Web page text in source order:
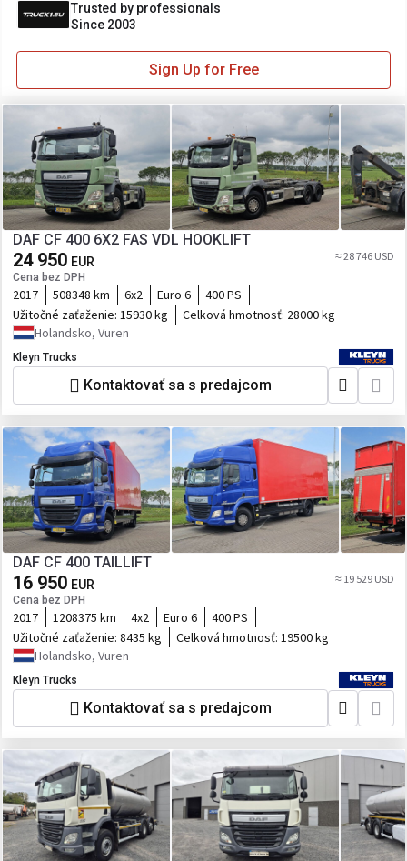
Trusted by professionals
Since 2003
Sign Up for Free
DAF CF 400 6X2 FAS VDL HOOKLIFT
24 950 EUR
Cena bez DPH
≈ 28 746 USD
2017 508348 km 6x2 Euro 6
400 PS
Užitočné zaťaženie: 15930 kg Celková hmotnosť: 28000 kg
Holandsko, Vuren
Kleyn Trucks
Kontaktovať sa s predajcom
DAF CF 400 TAILLIFT
16 950 EUR
Cena bez DPH
≈ 19 529 USD
2017 1208375 km 4x2 Euro 6
400 PS
Užitočné zaťaženie: 8435 kg Celková hmotnosť: 19500 kg
Holandsko, Vuren
Kleyn Trucks
Kontaktovať sa s predajcom